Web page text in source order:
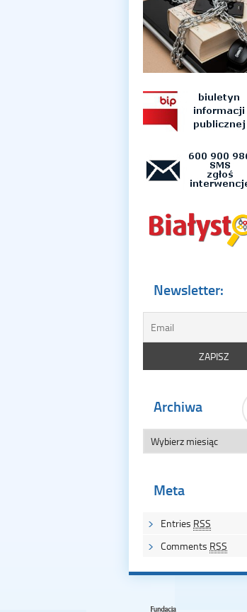
Newsletter:
Archiwa
Meta
Entries RSS
Comments RSS